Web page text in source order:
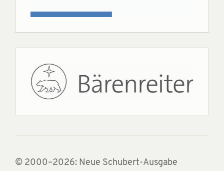
© 2000–2026: Neue Schubert-Ausgabe